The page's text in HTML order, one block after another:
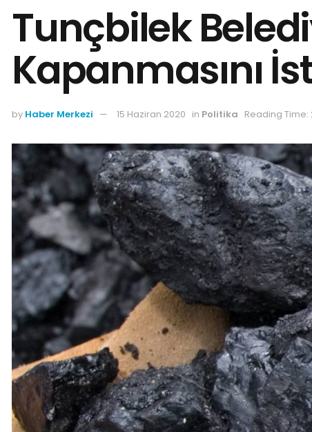
Tunçbilek
Kapanmasını
by Haber Merkezi 15 Haziran 2020 in Politika Reading